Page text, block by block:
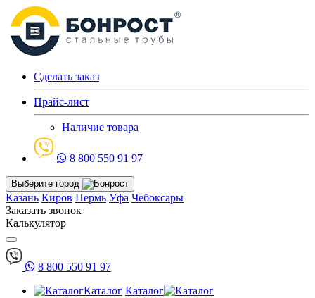
Сделать заказ
Прайс-лист
Наличие товара
8 800 550 91 97
Выберите город
Казань Киров Пермь Уфа Чебоксары
Заказать звонок
Калькулятор
8 800 550 91 97
Каталог Каталог